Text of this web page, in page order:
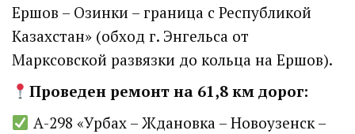
Ершов – Озинки – граница с Республикой
Казахстан» (обход г. Энгельса от
Марксовской развязки до кольца на Ершов).
Проведен ремонт на 61,8 км дорог:
А-298 «Урбах – Ждановка – Новоузенск –